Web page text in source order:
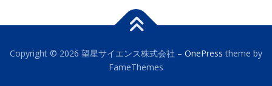
Copyright © 2026 望星サイエンス株式会社 – OnePress theme by
FameThemes